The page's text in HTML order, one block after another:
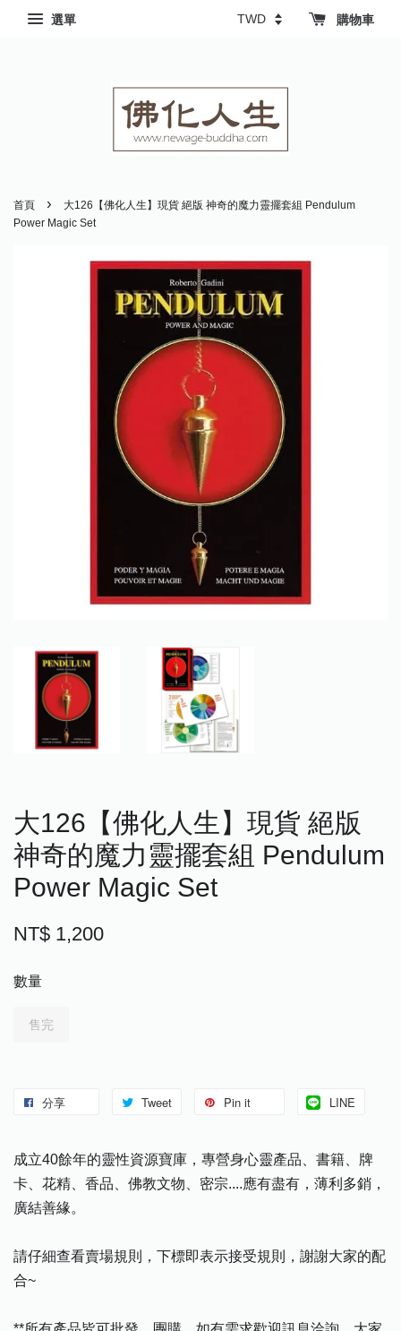
選單 購物車
首頁 ›
大126【佛化人生】現貨 絕版 神奇的魔力靈擺套組 Pendulum
Power Magic Set
大126【佛化人生】現貨 絕版
神奇的魔力靈擺套組 Pendulum
Power Magic Set
NT$ 1,200
數量
售完
分享 Tweet Pin it LINE
成立40餘年的靈性資源寶庫，專營身心靈產品、書籍、牌
卡、花精、香品、佛教文物、密宗....應有盡有，薄利多銷，
廣結善緣。
請仔細查看賣場規則，下標即表示接受規則，謝謝大家的配
合~